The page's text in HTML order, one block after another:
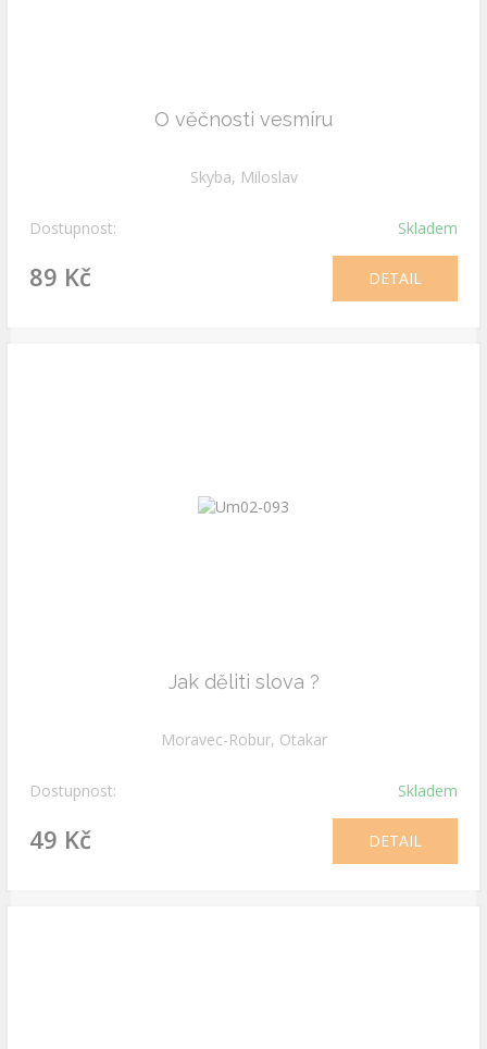
O věčnosti vesmíru
Skyba, Miloslav
Dostupnost: Skladem
89 Kč DETAIL
Jak děliti slova ?
Moravec-Robur, Otakar
Dostupnost: Skladem
49 Kč DETAIL